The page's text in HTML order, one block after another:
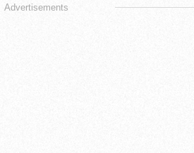
Advertisements